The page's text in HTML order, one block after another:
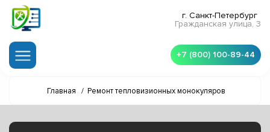
г. Санкт-Петербург
Гражданская улица, 3
+7 (800) 100-89-44
Главная / Ремонт тепловизионных монокуляров